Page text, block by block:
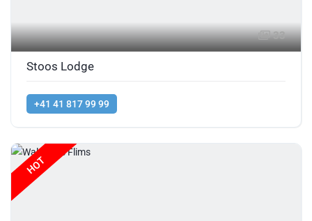
33
Stoos Lodge
+41 41 817 99 99
HOT